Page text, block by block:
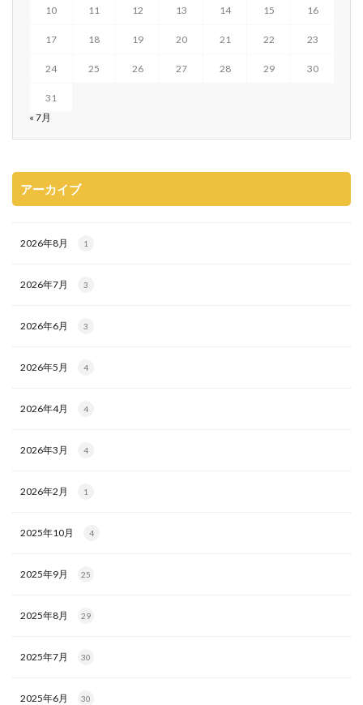
10 11 12 13 14 15 16
17 18 19 20 21 22 23
24 25 26 27 28 29 30
31
« 7月
アーカイブ
2026年8月 1
2026年7月 3
2026年6月 3
2026年5月 4
2026年4月 4
2026年3月 4
2026年2月 1
2025年10月 4
2025年9月 25
2025年8月 29
2025年7月 30
2025年6月 30